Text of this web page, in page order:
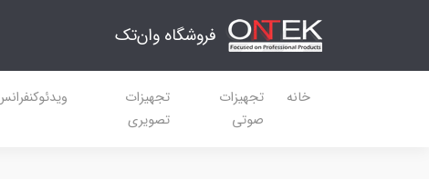
فروشگاه وان‌تک
خانه
تجهیزات
صوتی
تجهیزات
تصویری